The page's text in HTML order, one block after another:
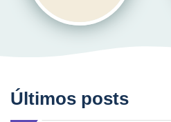
Últimos posts